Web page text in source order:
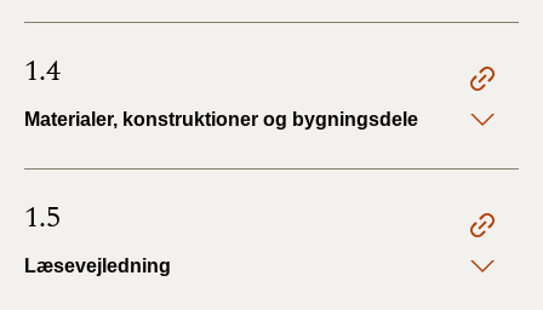
1.4
Materialer, konstruktioner og bygningsdele
1.5
Læsevejledning